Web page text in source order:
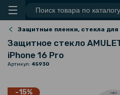
Защитные пленки, стекла
Защитное стекло
iPhone 16 Pro
Артикул: 45930
-15%